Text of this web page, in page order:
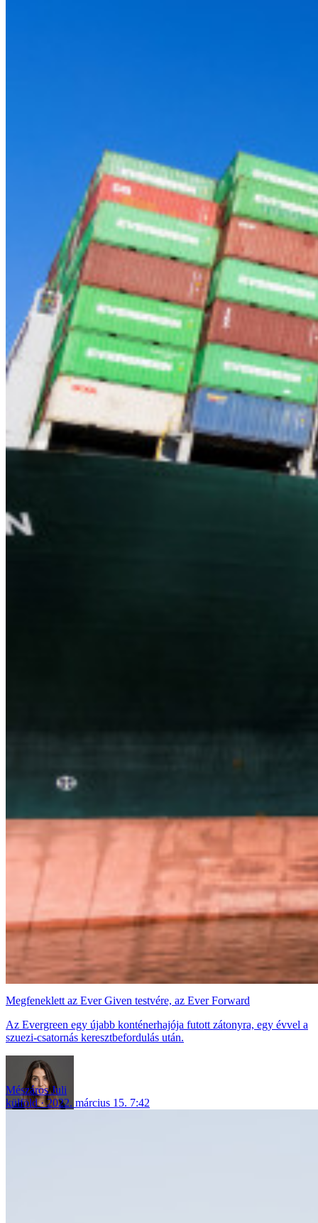
Megfeneklett az Ever Given testvére, az Ever Forward
Az Evergreen egy újabb konténerhajója futott zátonyra, egy évvel a
szuezi-csatornás keresztbefordulás után.
Mészáros Juli
külföld
2022. március 15. 7:42